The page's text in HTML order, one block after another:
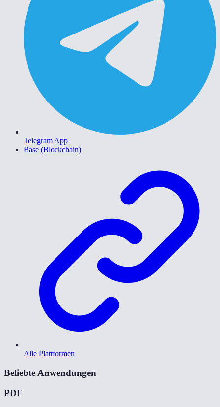
Telegram App
Base (Blockchain)
Alle Plattformen
Beliebte Anwendungen
PDF